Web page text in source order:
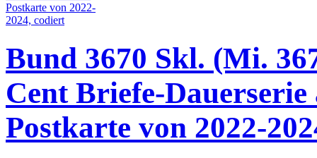
Bund 3670 Skl. (Mi.
Cent Briefe-
Postkarte von 2022-